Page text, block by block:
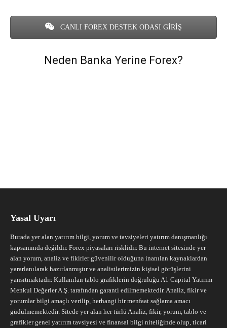
CANLI FOREX DESTEK ODASI GİRİŞ
Neden Banka Yerine Forex?
Yasal Uyarı
Burada yer alan yatırım bilgi, yorum ve tavsiyeleri yatırım danışmanlığı
kapsamında değildir. Forex piyasaları risklidir. Bu internet sitesinde yer
alan yorum, analiz ve fikirler güvenilir olduğuna inanılan kaynaklardan
yararlanılarak hazırlanmıştır ve analistlerimizin kişisel görüşlerini
yansıtmaktadır. Kullanılan tablo grafiklerin doğruluğu A1 Capital Yatırım
Menkul Değerler A.Ş. tarafından garanti edilmemektedir. Analiz, fikir ve
yorumlar bilgi amaçlı verilip, herhangi bir menfaat sağlama amacı
güdülmemektedir. Sitede yer alan her türlü Analiz, fikir, yorum, tablo ve
grafikler genel yatırım tavsiyesi ve finansal bilgi niteliğinde olup, ticari